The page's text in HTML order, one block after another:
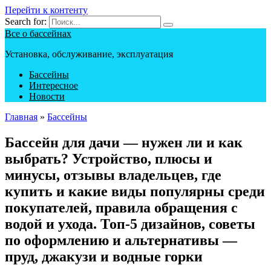
Перейти к контенту
Search for:
Все о бассейнах
Установка, обслуживание, эксплуатация
Бассейны
Интересное
Новости
Главная » Бассейны
Бассейн для дачи — нужен ли и как
выбрать? Устройство, плюсы и
минусы, отзывы владельцев, где
купить и какие виды популярны среди
покупателей, правила обращения с
водой и ухода. Топ-5 дизайнов, советы
по оформлению и альтернативы —
пруд, джакузи и водные горки